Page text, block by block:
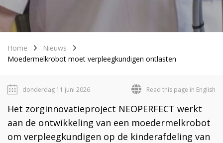
Home
Nieuws
Moedermelkrobot moet verpleegkundigen ontlasten
donderdag 11 juni 2026 Read this page in English
Het zorginnovatieproject NEOPERFECT werkt
aan de ontwikkeling van een moedermelkrobot
om verpleegkundigen op de kinderafdeling van